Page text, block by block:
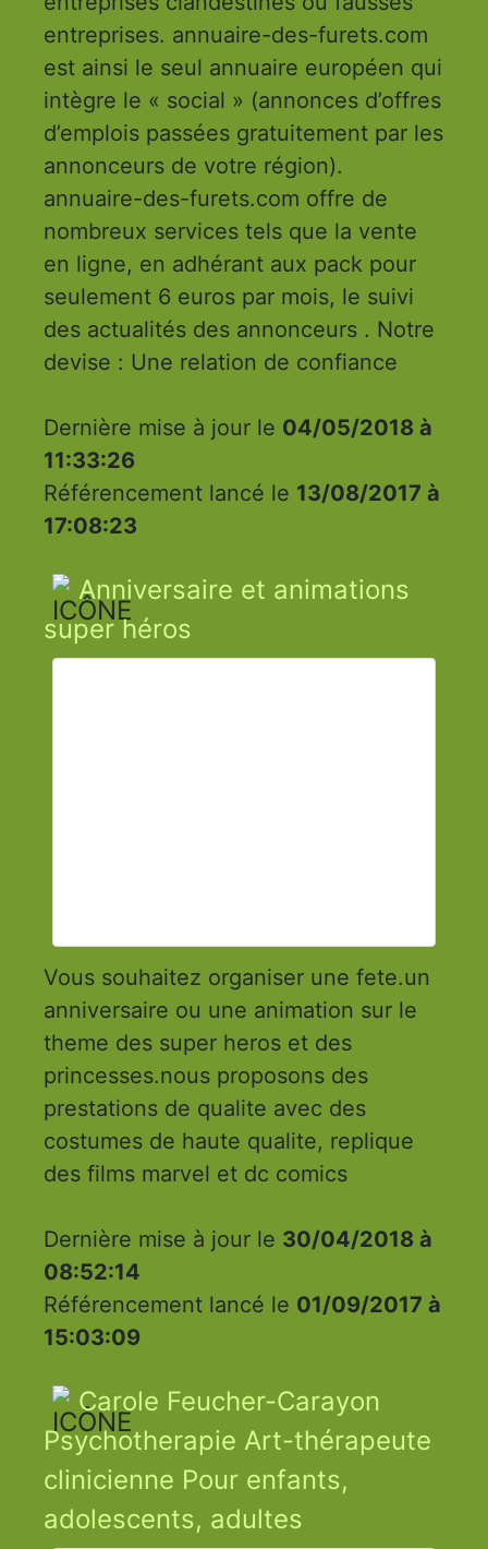
entreprises. annuaire-des-furets.com
est ainsi le seul annuaire européen qui
intègre le « social » (annonces d’offres
d’emplois passées gratuitement par les
annonceurs de votre région).
annuaire-des-furets.com offre de
nombreux services tels que la vente
en ligne, en adhérant aux pack pour
seulement 6 euros par mois, le suivi
des actualités des annonceurs . Notre
devise : Une relation de confiance
Dernière mise à jour le 04/05/2018 à
11:33:26
Référencement lancé le 13/08/2017 à
17:08:23
Anniversaire et animations
super héros
Vous souhaitez organiser une fete.un
anniversaire ou une animation sur le
theme des super heros et des
princesses.nous proposons des
prestations de qualite avec des
costumes de haute qualite, replique
des films marvel et dc comics
Dernière mise à jour le 30/04/2018 à
08:52:14
Référencement lancé le 01/09/2017 à
15:03:09
Carole Feucher-Carayon
Psychotherapie Art-thérapeute
clinicienne Pour enfants,
adolescents, adultes